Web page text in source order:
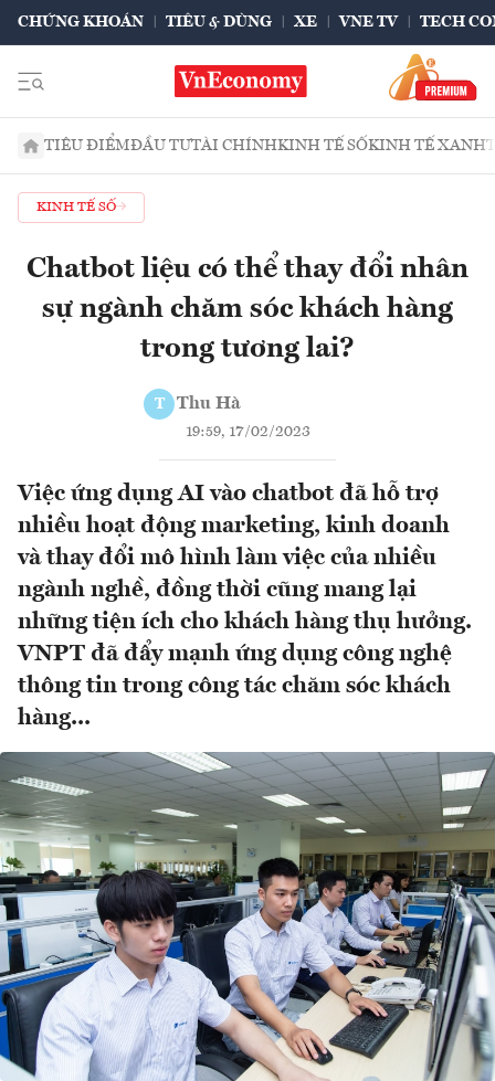
CHỨNG KHOÁN TIÊU & DÙNG XE VNE TV TECH
TIÊU ĐIỂMĐẦU TƯTÀI CHÍNHKINH TẾ SỐKINH TẾ XANH
KINH TẾ SỐ
Chatbot liệu có thể thay đổi nhân
sự ngành chăm sóc khách hàng
trong tương lai?
T Thu Hà
19:59, 17/02/2023
Việc ứng dụng AI vào chatbot đã hỗ trợ
nhiều hoạt động marketing, kinh doanh
và thay đổi mô hình làm việc của nhiều
ngành nghề, đồng thời cũng mang lại
những tiện ích cho khách hàng thụ hưởng.
VNPT đã đẩy mạnh ứng dụng công nghệ
thông tin trong công tác chăm sóc khách
hàng...